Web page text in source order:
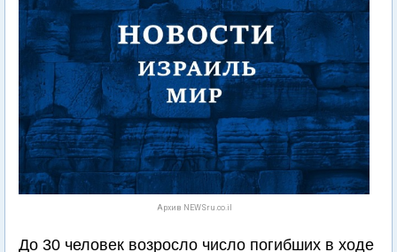
Архив NEWSru.co.il
До 30 человек возросло число погибших в ходе